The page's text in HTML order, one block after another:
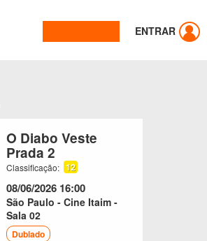
ENTRAR
O Diabo Veste
Prada 2
Classificação: 12
08/06/2026 16:00
São Paulo - Cine Itaim -
Sala 02
Dublado